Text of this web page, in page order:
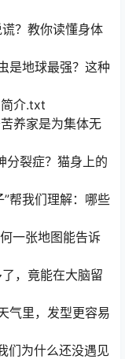
？教你读懂身体
是地球最强？这种
介.txt
养家是为集体无
裂症？猫身上的
帮我们理解：哪些
一张地图能告诉
，竟能在大脑留
气里，发型更容易
为什么还没遇见